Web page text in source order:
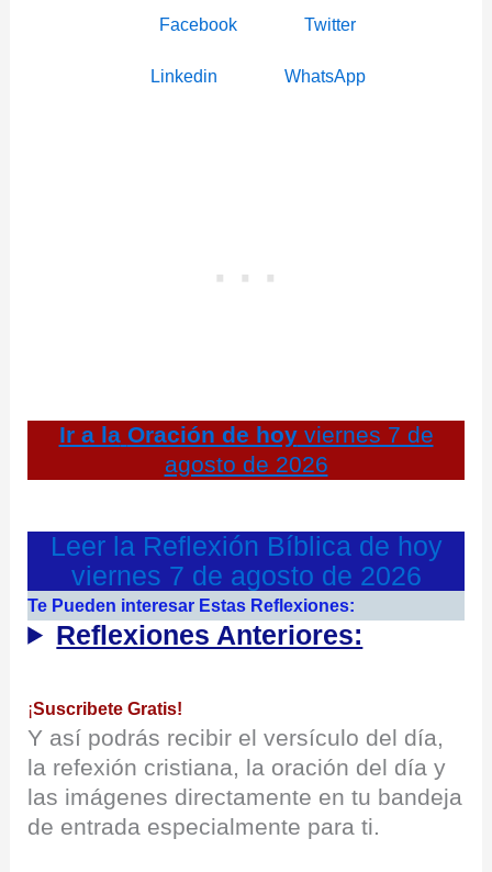
Facebook Twitter
Linkedin WhatsApp
Ir a la Oración de hoyviernes 7 de
agosto de 2026
Leer la Reflexión Bíblica de hoy
viernes 7 de agosto de 2026
Te Pueden interesar Estas Reflexiones:
Reflexiones Anteriores:
¡Suscribete Gratis!
Y así podrás recibir el versículo del día,
la refexión cristiana, la oración del día y
las imágenes directamente en tu bandeja
de entrada especialmente para ti.